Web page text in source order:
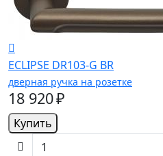
ECLIPSE DR103-G BR
дверная ручка на розетке
18 920 ₽
Купить